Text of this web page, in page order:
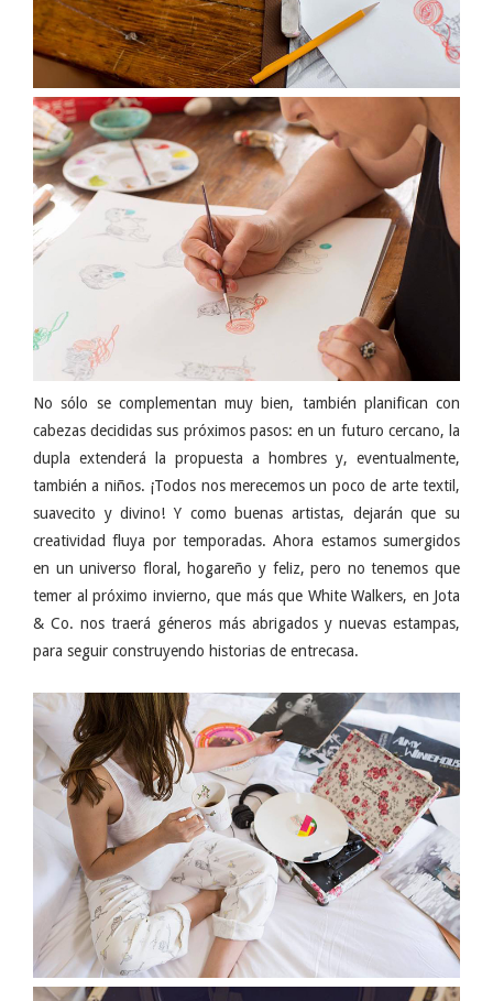
No sólo se complementan muy bien, también planifican con
cabezas decididas sus próximos pasos: en un futuro cercano, la
dupla extenderá la propuesta a hombres y, eventualmente,
también a niños. ¡Todos nos merecemos un poco de arte textil,
suavecito y divino! Y como buenas artistas, dejarán que su
creatividad fluya por temporadas. Ahora estamos sumergidos
en un universo floral, hogareño y feliz, pero no tenemos que
temer al próximo invierno, que más que White Walkers, en Jota
& Co. nos traerá géneros más abrigados y nuevas estampas,
para seguir construyendo historias de entrecasa.